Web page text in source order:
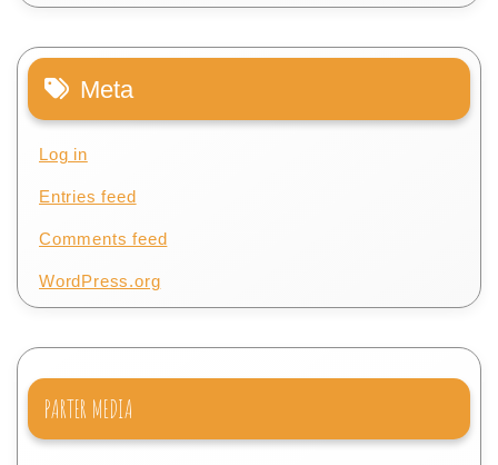
Meta
Log in
Entries feed
Comments feed
WordPress.org
PARTER MEDIA